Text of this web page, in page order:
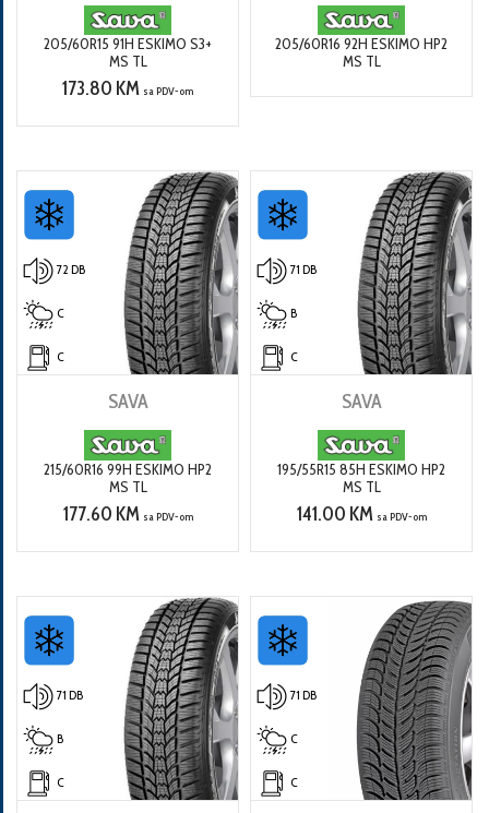
205/60R15 91H ESKIMO S3+
MS TL
173.80 KM sa PDV-om
205/60R16 92H ESKIMO HP2
MS TL
72 DB
C
C
SAVA
215/60R16 99H ESKIMO HP2
MS TL
177.60 KM sa PDV-om
71 DB
B
C
SAVA
195/55R15 85H ESKIMO HP2
MS TL
141.00 KM sa PDV-om
71 DB
B
C
71 DB
C
C